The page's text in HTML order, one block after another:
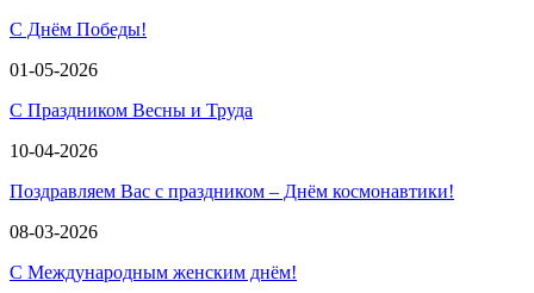
С Днём Победы!
01-05-2026
С Праздником Весны и Труда
10-04-2026
Поздравляем Вас с праздником – Днём космонавтики!
08-03-2026
С Международным женским днём!